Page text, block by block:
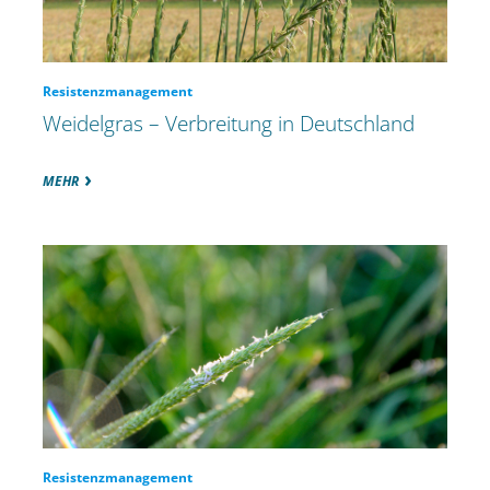
Resistenzmanagement
Weidelgras – Verbreitung in Deutschland
MEHR
Resistenzmanagement